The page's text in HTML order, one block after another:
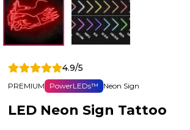
4.9/5
PREMIUM PowerLEDs™ Neon Sign
LED Neon Sign Tattoo